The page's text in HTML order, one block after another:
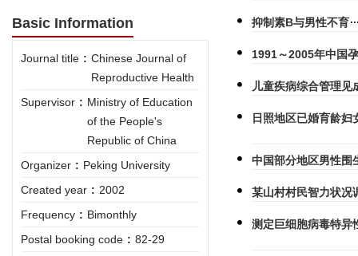
Basic Information
Journal title : Chinese Journal of
Reproductive Health
Supervisor : Ministry of Education
of the People's
Republic of China
Organizer : Peking University
Created year : 2002
Frequency : Bimonthly
Postal booking code : 82-29
抑制素B与男性不育
1991～2005年中国
儿童疾病综合管理见
日照地区已婚育龄
中国部分地区男性围
某山村村民智力状况
测定巨细胞病毒特异